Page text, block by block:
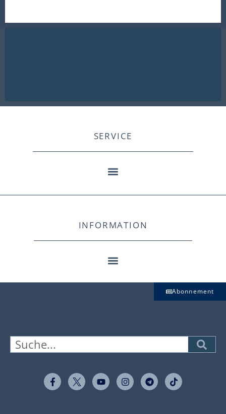
SERVICE
INFORMATION
Abonnement